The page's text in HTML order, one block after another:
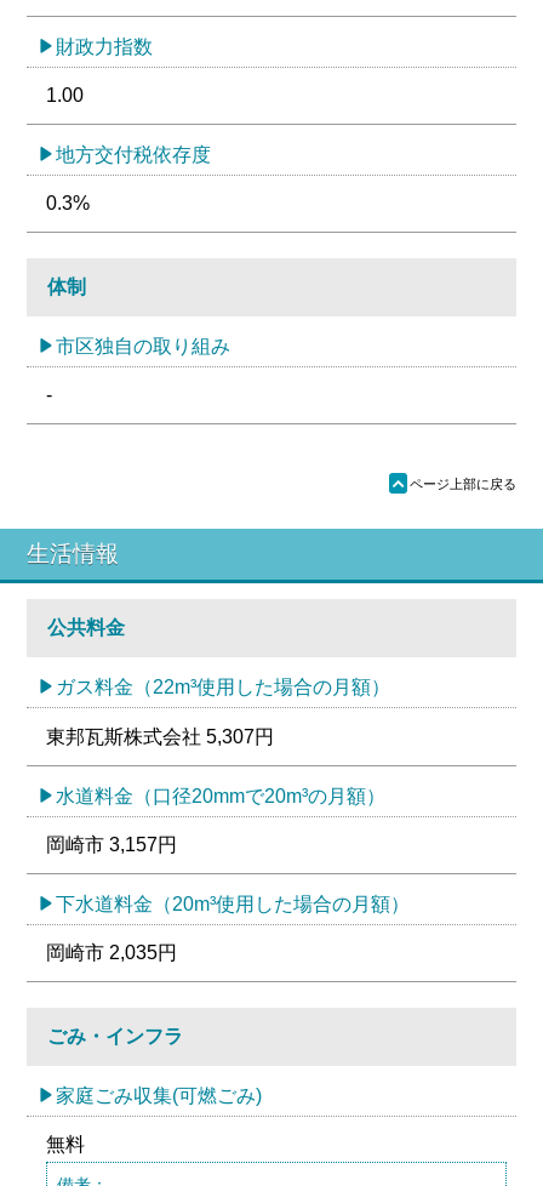
財政力指数
1.00
地方交付税依存度
0.3%
体制
市区独自の取り組み
-
ü ページ上部に戻る
生活情報
公共料金
ガス料金（22m³使用した場合の月額）
東邦瓦斯株式会社 5,307円
水道料金（口径20mmで20m³の月額）
岡崎市 3,157円
下水道料金（20m³使用した場合の月額）
岡崎市 2,035円
ごみ・インフラ
家庭ごみ収集(可燃ごみ)
無料